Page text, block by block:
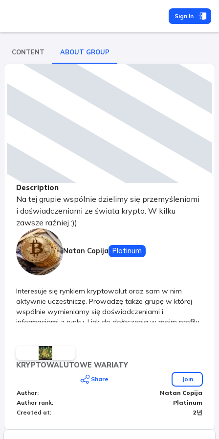
Sign In
CONTENT ABOUT GROUP
Description
Na tej grupie wspólnie dzielimy się przemyśleniami
i doświadczeniami ze świata krypto. W kilku
zawsze raźniej :))
Natan Copija Platinum
Interesuje się rynkiem kryptowalut oraz sam w nim
aktywnie uczestniczę. Prowadzę także grupę w której
wspólnie wymieniamy się doświadczeniami i
informacjami z rynku. Link do dołączenia w moim profilu.
KRYPTOWALUTOWE WARIATY
Share
Join
Author:
Natan Copija
Author rank:
Platinum
Created at: 2년